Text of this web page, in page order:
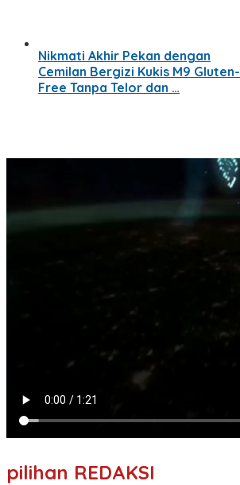
Nikmati Akhir Pekan dengan
Cemilan Bergizi Kukis M9 Gluten-
Free Tanpa Telor dan …
pilihan REDAKSI